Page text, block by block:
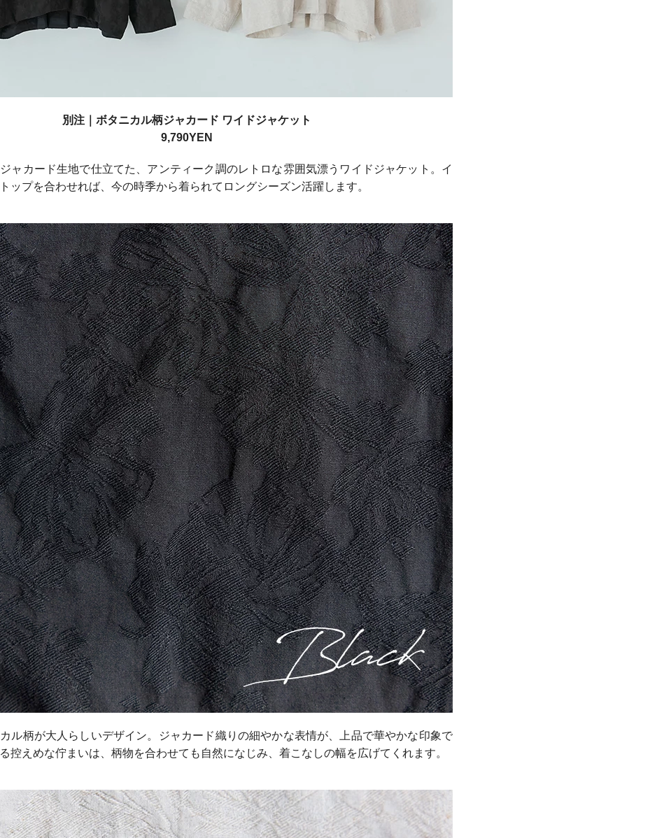
別注｜ボタニカル柄ジャカード ワイドジャケット
9,790YEN
ャカード生地で仕立てた、アンティーク調のレトロな雰囲気漂うワイドジャケット。イ
ップを合わせれば、今の時季から着られてロングシーズン活躍します。
ル柄が大人らしいデザイン。ジャカード織りの細やかな表情が、上品で華やかな印象で
控えめな佇まいは、柄物を合わせても自然になじみ、着こなしの幅を広げてくれます。